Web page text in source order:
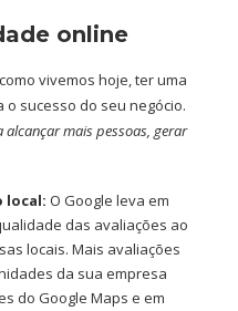
online
vivemos hoje, ter uma
sucesso do seu negócio.
mais pessoas, gerar
local: O Google leva em
das avaliações ao
locais. Mais avaliações
da sua empresa
do Google Maps e em